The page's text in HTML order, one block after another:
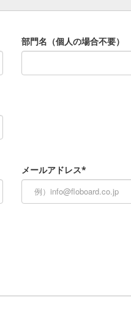
部門名（個人の場合不要）
メールアドレス*